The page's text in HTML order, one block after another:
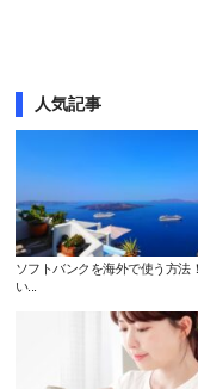
人気記事
ソフトバンクを海外で使う方法
い...